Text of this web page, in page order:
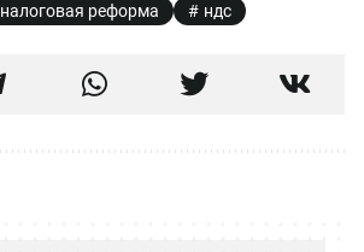
налоговая реформа ндс